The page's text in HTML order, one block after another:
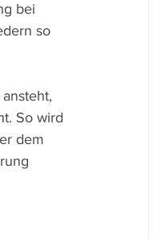
bei
so
So wird
dem